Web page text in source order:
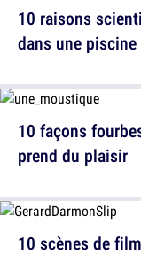
10 raisons
dans une piscine
10 scènes de
10 façons
prend du plaisir